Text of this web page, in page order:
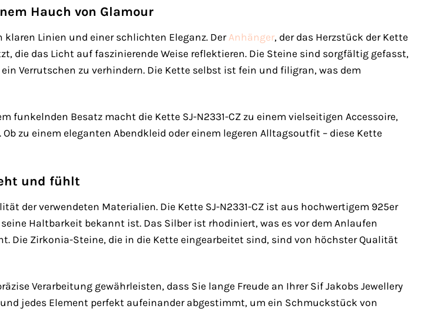
Hauch von Glamour
klaren Linien und einer schlichten Eleganz. DerAnhänger, der das Herzstück der Kette
die das Licht auf faszinierende Weise reflektieren. Die Steine sind sorgfältig gefasst,
Verrutschen zu verhindern. Die Kette selbst ist fein und filigran, was dem
funkelnden Besatz macht die Kette SJ-N2331-CZ zu einem vielseitigen Accessoire,
zu einem eleganten Abendkleid oder einem legeren Alltagsoutfit – diese Kette
und fühlt
der verwendeten Materialien. Die Kette SJ-N2331-CZ ist aus hochwertigem 925er
Haltbarkeit bekannt ist. Das Silber ist rhodiniert, was es vor dem Anlaufen
Die Zirkonia-Steine, die in die Kette eingearbeitet sind, sind von höchster Qualität
Verarbeitung gewährleisten, dass Sie lange Freude an Ihrer Sif Jakobs Jewellery
jedes Element perfekt aufeinander abgestimmt, um ein Schmuckstück von